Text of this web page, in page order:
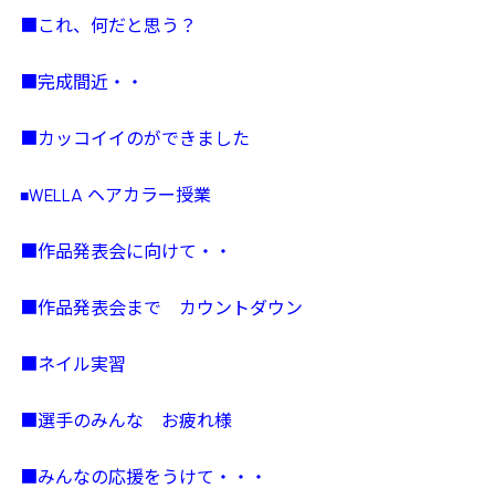
■これ、何だと思う？
■完成間近・・
■カッコイイのができました
■WELLA ヘアカラー授業
■作品発表会に向けて・・
■作品発表会まで カウントダウン
■ネイル実習
■選手のみんな お疲れ様
■みんなの応援をうけて・・・